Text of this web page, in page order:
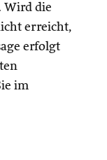
Wird die
erreicht,
erfolgt
im